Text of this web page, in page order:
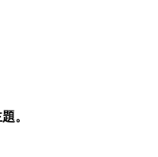
。